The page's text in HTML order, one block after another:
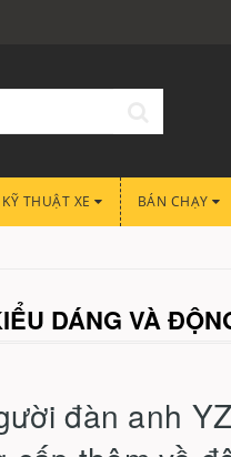
KỸ THUẬT XE BÁN CHẠY
DÁNG VÀ
đàn anh